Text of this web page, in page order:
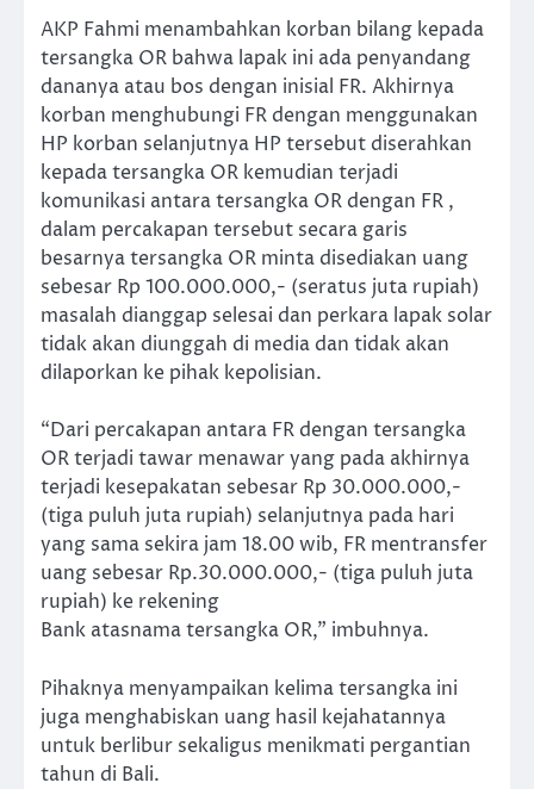
AKP Fahmi menambahkan korban bilang kepada
tersangka OR bahwa lapak ini ada penyandang
dananya atau bos dengan inisial FR. Akhirnya
korban menghubungi FR dengan menggunakan
HP korban selanjutnya HP tersebut diserahkan
kepada tersangka OR kemudian terjadi
komunikasi antara tersangka OR dengan FR ,
dalam percakapan tersebut secara garis
besarnya tersangka OR minta disediakan uang
sebesar Rp 100.000.000,- (seratus juta rupiah)
masalah dianggap selesai dan perkara lapak solar
tidak akan diunggah di media dan tidak akan
dilaporkan ke pihak kepolisian.
“Dari percakapan antara FR dengan tersangka
OR terjadi tawar menawar yang pada akhirnya
terjadi kesepakatan sebesar Rp 30.000.000,-
(tiga puluh juta rupiah) selanjutnya pada hari
yang sama sekira jam 18.00 wib, FR mentransfer
uang sebesar Rp.30.000.000,- (tiga puluh juta
rupiah) ke rekening
Bank atasnama tersangka OR,” imbuhnya.
Pihaknya menyampaikan kelima tersangka ini
juga menghabiskan uang hasil kejahatannya
untuk berlibur sekaligus menikmati pergantian
tahun di Bali.